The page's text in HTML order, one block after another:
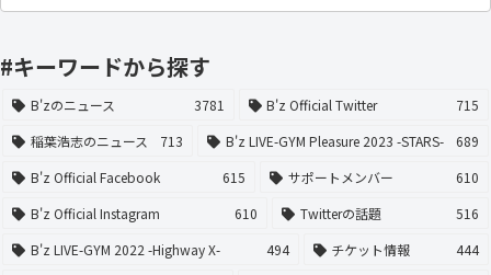
#キーワードから探す
B'zのニュース 3781 B'z Official Twitter
715
稲葉浩志のニュース
713 B'z LIVE-GYM Pleasure 2023 -STARS-
689
B'z Official Facebook
615 サポートメンバー
610
B'z Official Instagram
610 Twitterの話題
516
B'z LIVE-GYM 2022 -Highway X-
494 チケット情報
444